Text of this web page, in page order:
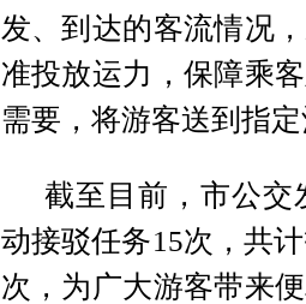
发、到达的客流情况
准投放运力，保障乘
需要，将游客送到指
截至目前，市公交
动接驳任务15次，共
次，为广大游客带来